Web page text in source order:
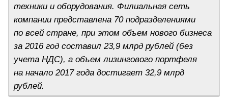
техники и оборудования. Филиальная сеть
компании представлена 70 подразделениями
по всей стране, при этом объем нового бизнеса
за 2016 год составил 23,9 млрд рублей (без
учета НДС), а объем лизингового портфеля
на начало 2017 года достигает 32,9 млрд
рублей.